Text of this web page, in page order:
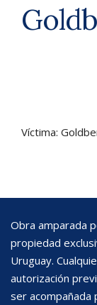
Víctima:
Obra amparada
propiedad
Uruguay.
autorización
ser acompañada